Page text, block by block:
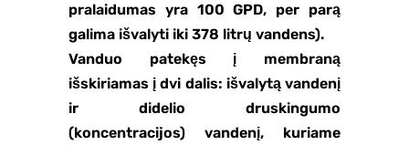
pralaidumas yra 100 GPD, per parą
galima išvalyti iki 378 litrų vandens).
Vanduo patekęs į membraną
išskiriamas į dvi dalis: išvalytą vandenį
ir didelio druskingumo
(koncentracijos) vandenį, kuriame